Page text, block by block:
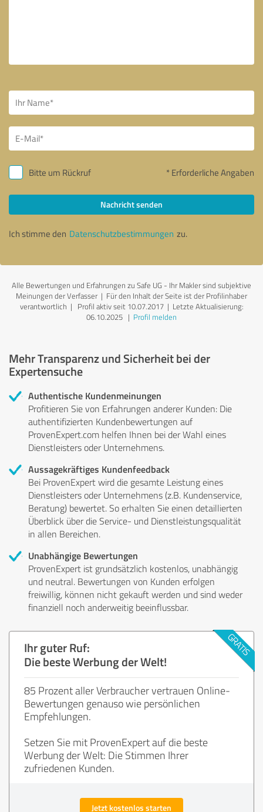
Bitte um Rückruf * Erforderliche Angaben
Nachricht senden
Ich stimme den Datenschutzbestimmungen zu.
Alle Bewertungen und Erfahrungen zu Safe UG - Ihr Makler sind subjektive
Meinungen der Verfasser | Für den Inhalt der Seite ist der Profilinhaber
verantwortlich | Profil aktiv seit 10.07.2017 | Letzte Aktualisierung:
06.10.2025 | Profil melden
Mehr Transparenz und Sicherheit bei der
Expertensuche
Authentische Kundenmeinungen
Profitieren Sie von Erfahrungen anderer Kunden: Die
authentifizierten Kundenbewertungen auf
ProvenExpert.com helfen Ihnen bei der Wahl eines
Dienstleisters oder Unternehmens.
Aussagekräftiges Kundenfeedback
Bei ProvenExpert wird die gesamte Leistung eines
Dienstleisters oder Unternehmens (z.B. Kundenservice,
Beratung) bewertet. So erhalten Sie einen detaillierten
Überblick über die Service- und Dienstleistungsqualität
in allen Bereichen.
Unabhängige Bewertungen
ProvenExpert ist grundsätzlich kostenlos, unabhängig
und neutral. Bewertungen von Kunden erfolgen
freiwillig, können nicht gekauft werden und sind weder
finanziell noch anderweitig beeinflussbar.
Ihr guter Ruf:
Die beste Werbung der Welt!
85 Prozent aller Verbraucher vertrauen Online-
Bewertungen genauso wie persönlichen
Empfehlungen.
Setzen Sie mit ProvenExpert auf die beste
Werbung der Welt: Die Stimmen Ihrer
zufriedenen Kunden.
Jetzt kostenlos starten